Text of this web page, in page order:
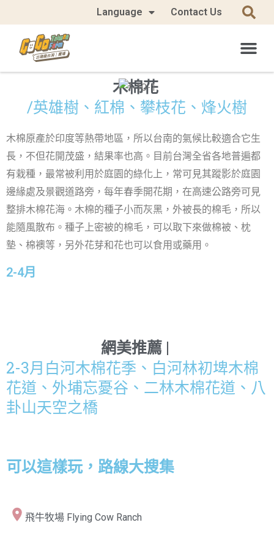
Language Contact Us
木棉花
/英雄樹、紅棉、攀枝花、烽火樹
木棉原產於印度等熱帶地區，所以台南的氣候比較適合它生
長，不但花開茂盛，結果率也高。目前台灣全省各地普遍都
有栽種，最常被利用於庭園的綠化上，常可見其蹤影於庭園
邊緣處及景觀道路旁，每年春季開花期，在高速公路旁可見
整排木棉花海。木棉的種子小而灰黑，外被長的棉毛，所以
能隨風散布。種子上密被的棉毛，可以取下來做棉被、枕
墊、棉襖等，另外花芽和花也可以食用或藥用。
2-4月
網美推薦 |
2-3月白河木棉花季、白河林初埤木棉
花道、外埔忘憂谷、二林木棉花道、八
卦山天空之橋
可以這樣玩，路線大搜集
飛牛牧場 Flying Cow Ranch